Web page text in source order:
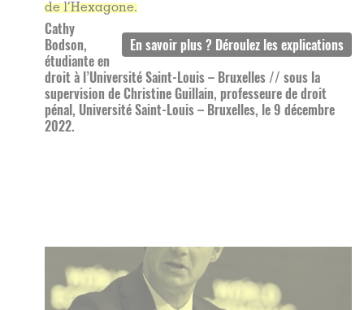
de l’Hexagone.
Cathy
Bodson,
étudiante en
droit à l’Université Saint-Louis – Bruxelles // sous la
supervision de Christine Guillain, professeure de droit
pénal, Université Saint-Louis – Bruxelles, le 9 décembre
2022.